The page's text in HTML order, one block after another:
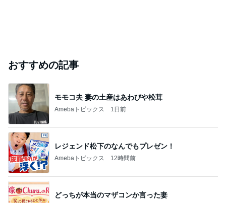
おすすめの記事
モモコ夫 妻の土産はあわびや松茸
Amebaトピックス 1日前
レジェンド松下のなんでもプレゼン！
Amebaトピックス 12時間前
どっちが本当のマザコンか言った妻